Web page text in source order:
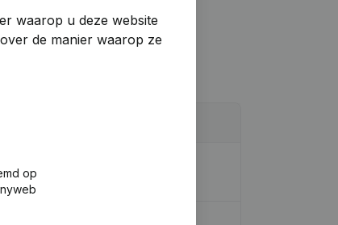
- Ontslagnemingen -
waarop u deze website
de manier waarop ze
op